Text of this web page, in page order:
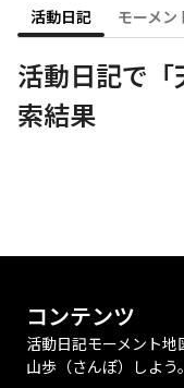
活動日記 モーメン
活動日記で
索結果
コンテンツ
活動日記モーメント地
山歩（さんぽ）しよう。